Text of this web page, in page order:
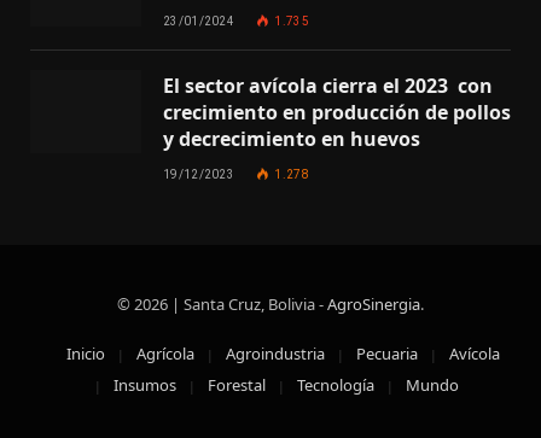
23/01/2024 1.735
El sector avícola cierra el 2023 con
crecimiento en producción de pollos
y decrecimiento en huevos
19/12/2023 1.278
© 2026 | Santa Cruz, Bolivia -AgroSinergia.
Inicio Agrícola Agroindustria Pecuaria
Avícola
Insumos
Forestal Tecnología Mundo